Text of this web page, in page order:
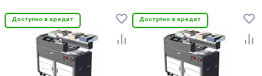
Доступно в кредит Доступно в кредит